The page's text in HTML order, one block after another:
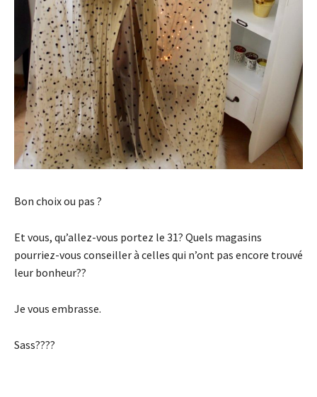
Bon choix ou pas ?
Et vous, qu’allez-vous portez le 31? Quels magasins
pourriez-vous conseiller à celles qui n’ont pas encore trouvé
leur bonheur??
Je vous embrasse.
Sass????